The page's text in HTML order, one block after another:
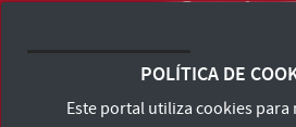
Consulte os Termos e Condições e
Declaração de
POLÍTICA DE
Este portal utiliza cookies